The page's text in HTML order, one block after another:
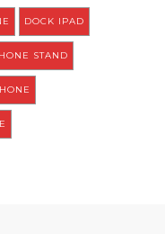
DOCK IPAD
STAND